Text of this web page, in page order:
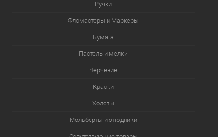
Ручки
Фломастеры и Маркеры
Бумага
Пастель и мелки
Черчение
Краски
Холсты
Мольберты и этюдники